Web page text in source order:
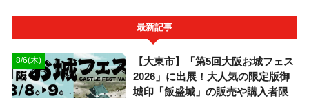
最新記事
8/6(木)
【大東市】「第5回大阪お城フェス
2026」に出展！大人気の限定版御
城印「飯盛城」の販売や購入者限